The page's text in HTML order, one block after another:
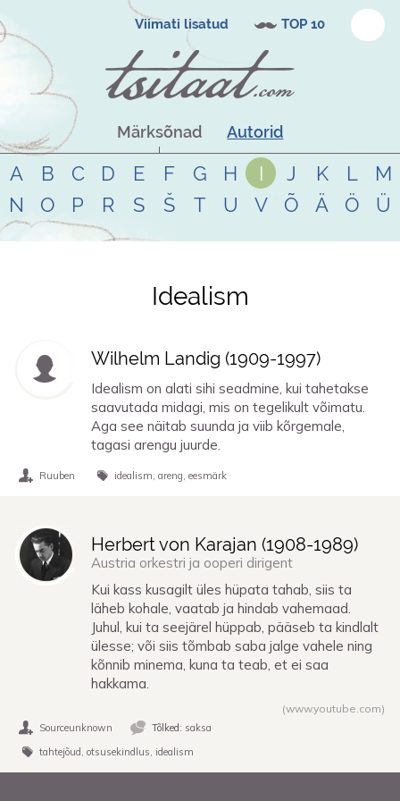
Viimati lisatud TOP 10
Märksõnad Autorid
A B C D E F G H I J K L
M
N
O P R S Š T U V Õ Ä Ö Ü
Tsitaadid teemalidealism
Idealism
Wilhelm Landig (1909-1997)
Idealism on alati sihi seadmine, kui tahetakse
saavutada midagi, mis on tegelikult võimatu.
Aga see näitab suunda ja viib kõrgemale,
tagasi arengu juurde.
Ruuben idealism areng eesmärk
Herbert von Karajan (1908-1989)
Austria orkestri ja ooperi dirigent
Kui kass kusagilt üles hüpata tahab, siis ta
läheb kohale, vaatab ja hindab vahemaad.
Juhul, kui ta seejärel hüppab, pääseb ta kindlalt
ülesse; või siis tõmbab saba jalge vahele ning
kõnnib minema, kuna ta teab, et ei saa
hakkama.
(www.youtube.com)
Sourceunknown Tõlked: saksa
tahtejõud otsusekindlus idealism